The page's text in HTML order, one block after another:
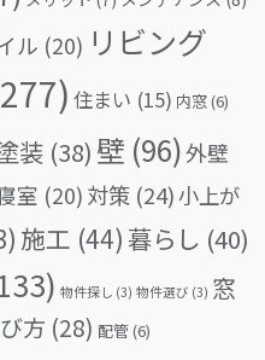
ル (20) リビング
住まい (15) 内窓(6)
装 (38) 壁 (96)外壁
室 (20) 対策 (24)小上が
施工 (44) 暮らし (40)
物件探し (3) 物件選び (3) 窓
方 (28) 配管(6)